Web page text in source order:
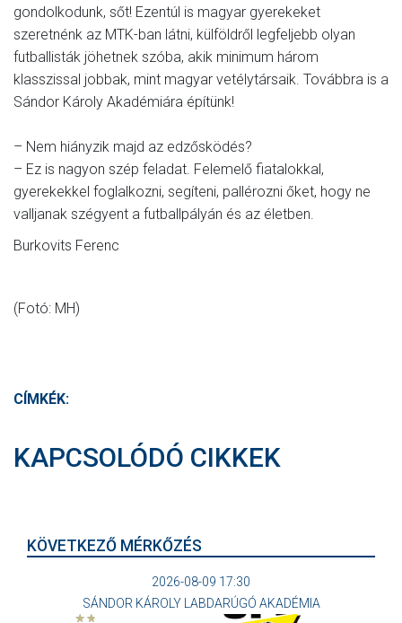
gondolkodunk, sőt! Ezentúl is magyar gyerekeket
szeretnénk az MTK-ban látni, külföldről legfeljebb olyan
futballisták jöhetnek szóba, akik minimum három
klasszissal jobbak, mint magyar vetélytársaik. Továbbra is a
Sándor Károly Akadémiára építünk!
– Nem hiányzik majd az ed­zősködés?
– Ez is nagyon szép feladat. Felemelő fiatalokkal,
gyerekekkel foglalkozni, segíteni, pallérozni őket, hogy ne
valljanak szégyent a futballpályán és az életben.
Burkovits Ferenc
(Fotó: MH)
CÍMKÉK:
KAPCSOLÓDÓ CIKKEK
KÖVETKEZŐ MÉRKŐZÉS
2026-08-09 17:30
SÁNDOR KÁROLY LABDARÚGÓ AKADÉMIA